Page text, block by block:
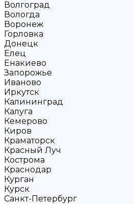
Волгоград
Вологда
Воронеж
Горловка
Донецк
Елец
Енакиево
Запорожье
Иваново
Иркутск
Калининград
Калуга
Кемерово
Киров
Краматорск
Красный Луч
Кострома
Краснодар
Курган
Курск
Санкт-Петербург